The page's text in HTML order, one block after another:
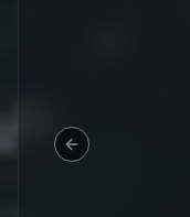
Previous slide